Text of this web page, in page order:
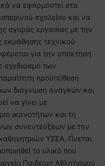
να εφαρμοστεί στα
σχολείου και να
αγοράς εργασίας με την
τεχνικού
για την απόκτηση
σχεδιασμό των
προϋπόθεση
διάγνωση αναγκών και
να γίνει με
ικανοτήτων και τη
συνεντεύξεων με την
ΥΣΕΑ. Γίνεται
το υλικό που
Παιδείας Αθλητισμού